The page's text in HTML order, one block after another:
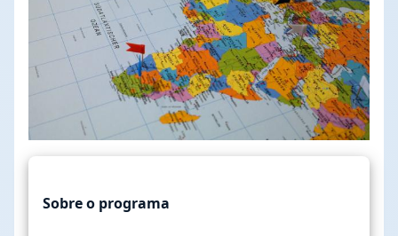
Sobre o programa